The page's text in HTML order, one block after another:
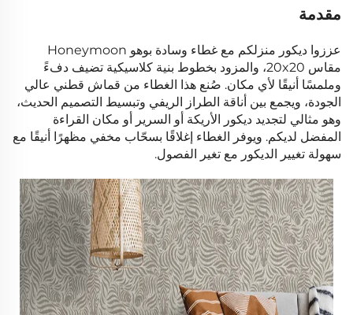
مقدمة
عززوا ديكور منزلكم مع غطاء وسادة بوهو Honeymoon
مقاس 20x20، والمزود بخطوط بنية كلاسيكية تضيف دفءً
وملمسًا أنيقًا لأي مكان. صُنع هذا الغطاء من قماش قطني عالي
الجودة، ويجمع بين أناقة الطراز الريفي وتبسيط التصميم الحديث،
وهو مثالي لتجديد ديكور الأريكة أو السرير أو مكان القراءة
المفضل لديكم. ويوفر الغطاء إغلاقًا بسحّاب مخفي مظهرًا أنيقًا مع
سهولة تغيير الديكور مع تغير الفصول.